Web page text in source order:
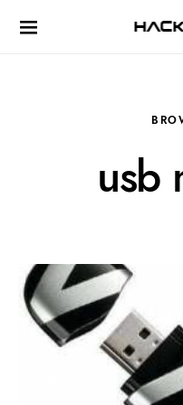
usb